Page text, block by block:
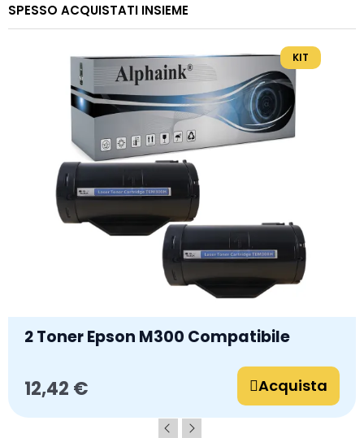
SPESSO ACQUISTATI INSIEME
KIT
2 Toner Epson M300 Compatibile
12,42 € Acquista